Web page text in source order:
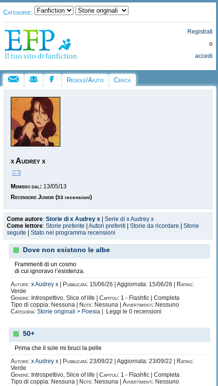
Categorie:
Registrati
o
accedi
Regole/Aiuto Cerca
x Audrey x
Membro dal: 13/05/13
Recensore Junior (53 recensioni)
Come autore: Storie di x Audrey x
Serie di x Audrey x
Come lettore: Storie preferite Autori preferiti Storie da ricordare
Storie
seguite
Stato nel programma recensioni
Dove non esistono le albe
Frammenti di un cosmo
di cui ignoravo l’esistenza.
Autore: x Audrey x Pubblicata: 15/06/26 | Aggiornata: 15/06/26 |
Rating:
Verde
Genere: Introspettivo, Slice of life | Capitoli: 1 - Flashfic | Completa
Tipo di coppia: Nessuna |
Note: Nessuna | Avvertimenti: Nessuno
Categoria: Storie originali > Poesia | Leggi le 0 recensioni
50+
Prima che il sole mi bruci la pelle
Autore: x Audrey x Pubblicata: 23/09/22 | Aggiornata: 23/09/22 |
Rating:
Verde
Genere: Introspettivo, Slice of life | Capitoli: 1 - Flashfic | Completa
Tipo di coppia: Nessuna |
Note: Nessuna | Avvertimenti: Nessuno